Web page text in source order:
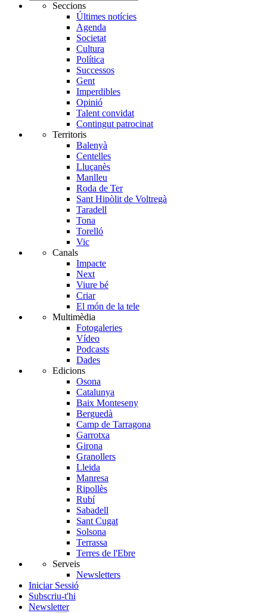
Seccions
Últimes notícies
Agenda
Societat
Cultura
Política
Successos
Gent
Imperdibles
Opinió
Talent convidat
Contingut patrocinat
Territoris
Balenyà
Centelles
Lluçanès
Manlleu
Roda de Ter
Sant Hipòlit de Voltregà
Taradell
Tona
Torelló
Vic
Canals
Impacte
Next
Viure bé
Criar
El món de la tele
Multimèdia
Fotogaleries
Vídeo
Podcasts
Dades
Edicions
Osona
Catalunya
Baix Monteseny
Berguedà
Camp de Tarragona
Garrotxa
Girona
Granollers
Lleida
Manresa
Ripollès
Rubí
Sabadell
Sant Cugat
Solsona
Terrassa
Terres de l'Ebre
Serveis
Newsletters
Iniciar Sessió
Subscriu-t'hi
Newsletter